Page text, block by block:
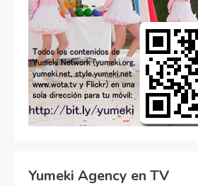
Yumeki Agency en TV